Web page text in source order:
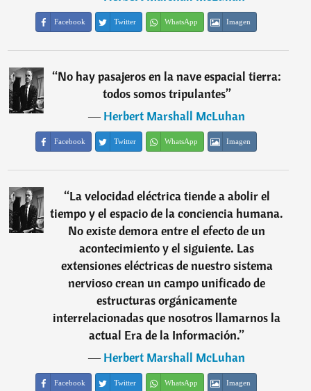
Facebook Twitter WhatsApp Imagen
“No hay pasajeros en la nave espacial tierra:
todos somos tripulantes”
―Herbert Marshall McLuhan
Facebook Twitter WhatsApp Imagen
“La velocidad eléctrica tiende a abolir el
tiempo y el espacio de la conciencia humana.
No existe demora entre el efecto de un
acontecimiento y el siguiente. Las
extensiones eléctricas de nuestro sistema
nervioso crean un campo unificado de
estructuras orgánicamente
interrelacionadas que nosotros llamarnos la
actual Era de la Información.”
―Herbert Marshall McLuhan
Facebook Twitter WhatsApp Imagen